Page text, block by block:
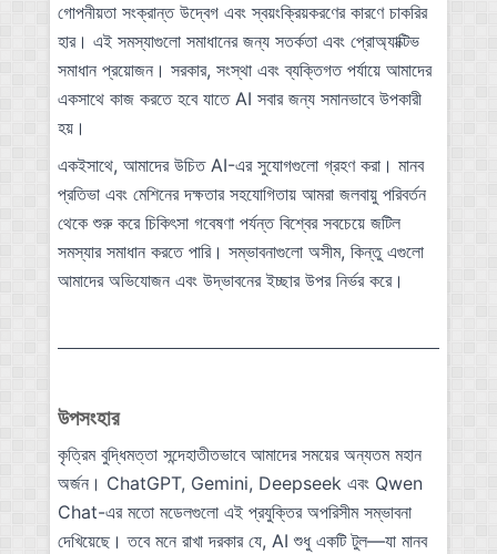
গোপনীয়তা সংক্রান্ত উদ্বেগ এবং স্বয়ংক্রিয়করণের কারণে চাকরির
হার। এই সমস্যাগুলো সমাধানের জন্য সতর্কতা এবং প্রোঅ্যাক্টিভ
সমাধান প্রয়োজন। সরকার, সংস্থা এবং ব্যক্তিগত পর্যায়ে আমাদের
একসাথে কাজ করতে হবে যাতে AI সবার জন্য সমানভাবে উপকারী
হয়।
একইসাথে, আমাদের উচিত AI-এর সুযোগগুলো গ্রহণ করা। মানব
প্রতিভা এবং মেশিনের দক্ষতার সহযোগিতায় আমরা জলবায়ু পরিবর্তন
থেকে শুরু করে চিকিৎসা গবেষণা পর্যন্ত বিশ্বের সবচেয়ে জটিল
সমস্যার সমাধান করতে পারি। সম্ভাবনাগুলো অসীম, কিন্তু এগুলো
আমাদের অভিযোজন এবং উদ্ভাবনের ইচ্ছার উপর নির্ভর করে।
উপসংহার
কৃত্রিম বুদ্ধিমত্তা সন্দেহাতীতভাবে আমাদের সময়ের অন্যতম মহান
অর্জন। ChatGPT, Gemini, Deepseek এবং Qwen
Chat-এর মতো মডেলগুলো এই প্রযুক্তির অপরিসীম সম্ভাবনা
দেখিয়েছে। তবে মনে রাখা দরকার যে, AI শুধু একটি টুল—যা মানব